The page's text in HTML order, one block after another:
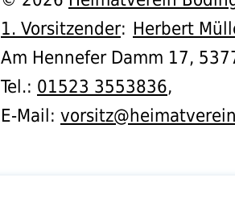
1. Vorsitzender: Herbert
Am Hennefer Damm 17,
Tel.: 01523 3553836,
E-Mail: